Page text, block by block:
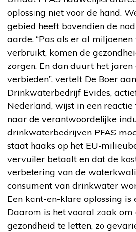
oplossing niet voor de hand.
gebied heeft bovendien de
aarde. “Pas als er al miljoenen
verbruikt, komen de
zorgen. En dan duurt het jaren
verbieden”, vertelt De Boer aan
Drinkwaterbedrijf Evides,
Nederland, wijst in een reactie
naar de verantwoordelijke
drinkwaterbedrijven PFAS
staat haaks op het EU-
vervuiler betaalt en dat de
verbetering van de
consument van drinkwater
Een kant-en-klare oplossing is
Daarom is het vooral zaak om
gezondheid te letten, zo